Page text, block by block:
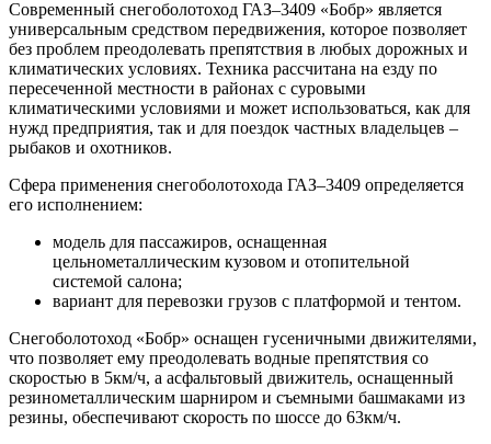
Современный снегоболотоход ГАЗ–3409 «Бобр» является
универсальным средством передвижения, которое позволяет
без проблем преодолевать препятствия в любых дорожных и
климатических условиях. Техника рассчитана на езду по
пересеченной местности в районах с суровыми
климатическими условиями и может использоваться, как для
нужд предприятия, так и для поездок частных владельцев –
рыбаков и охотников.
Сфера применения снегоболотохода ГАЗ–3409 определяется
его исполнением:
модель для пассажиров, оснащенная
цельнометаллическим кузовом и отопительной
системой салона;
вариант для перевозки грузов с платформой и тентом.
Снегоболотоход «Бобр» оснащен гусеничными движителями,
что позволяет ему преодолевать водные препятствия со
скоростью в 5км/ч, а асфальтовый движитель, оснащенный
резинометаллическим шарниром и съемными башмаками из
резины, обеспечивают скорость по шоссе до 63км/ч.